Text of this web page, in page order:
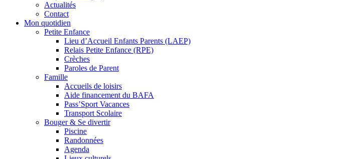
Actualités
Contact
Mon quotidien
Petite Enfance
Lieu d’Accueil Enfants Parents (LAEP)
Relais Petite Enfance (RPE)
Crèches
Paroles de Parent
Famille
Accueils de loisirs
Aide financement du BAFA
Pass’Sport Vacances
Transport Scolaire
Bouger & Se divertir
Piscine
Randonnées
Agenda